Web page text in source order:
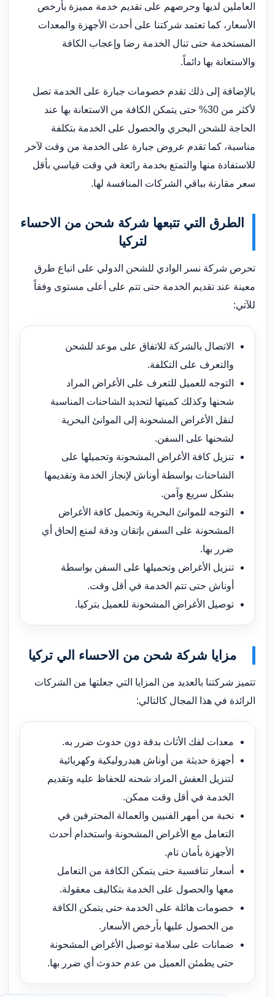
العاملين لديها وحرصهم على تقديم خدمة مميزة بأرخص
الأسعار، كما تعتمد شركتنا على أحدث الأجهزة والمعدات
المستخدمة حتى تنال الخدمة رضا وإعجاب الكافة
والاستعانة بها دائماً.
بالإضافة إلى ذلك تقدم خصومات جبارة على الخدمة تصل
لأكثر من 30% حتى يتمكن الكافة من الاستعانة بها عند
الحاجة للشحن البحري والحصول على الخدمة بتكلفة
مناسبة، كما تقدم عروض جبارة على الخدمة من وقت لآخر
للاستفادة منها والتمتع بخدمة رائعة في وقت قياسي بأقل
سعر مقارنة بباقي الشركات المنافسة لها.
الطرق التي تتبعها شركة شحن من الاحساء
لتركيا
تحرص شركة نسر الوادي للشحن الدولي على اتباع طرق
معينة عند تقديم الخدمة حتى تتم على أعلى مستوى وفقاً
للآتي:
الاتصال بالشركة للاتفاق على موعد للشحن
والتعرف على التكلفة.
التوجه للعميل للتعرف على الأغراض المراد
شحنها وكذلك كميتها لتحديد الشاحنات المناسبة
لنقل الأغراض المشحونة إلى الموانئ البحرية
لشحنها على السفن.
تنزيل كافة الأغراض المشحونة وتحميلها على
الشاحنات بواسطة أوناش لإنجاز الخدمة وتقديمها
بشكل سريع وآمن.
التوجه للموانئ البحرية وتحميل كافة الأغراض
المشحونة على السفن بإتقان ودقة لمنع إلحاق أي
ضرر بها.
تنزيل الأغراض وتحميلها على السفن بواسطة
أوناش حتى تتم الخدمة في أقل وقت.
توصيل الأغراض المشحونة للعميل بتركيا.
مزايا شركة شحن من الاحساء الي تركيا
تتميز شركتنا بالعديد من المزايا التي جعلتها من الشركات
الرائدة في هذا المجال كالتالي:
معدات لفك الأثاث بدقة دون حدوث ضرر به.
أجهزة حديثة من أوناش هيدروليكية وكهربائية
لتنزيل العفش المراد شحنه للحفاظ عليه وتقديم
الخدمة في أقل وقت ممكن.
نخبة من أمهر الفنيين والعمالة المحترفين في
التعامل مع الأغراض المشحونة واستخدام أحدث
الأجهزة بأمان تام.
أسعار تنافسية حتى يتمكن الكافة من التعامل
معها والحصول على الخدمة بتكاليف معقولة.
خصومات هائلة على الخدمة حتى يتمكن الكافة
من الحصول عليها بأرخص الأسعار.
ضمانات على سلامة توصيل الأغراض المشحونة
حتى يطمئن العميل من عدم حدوث أي ضرر بها.